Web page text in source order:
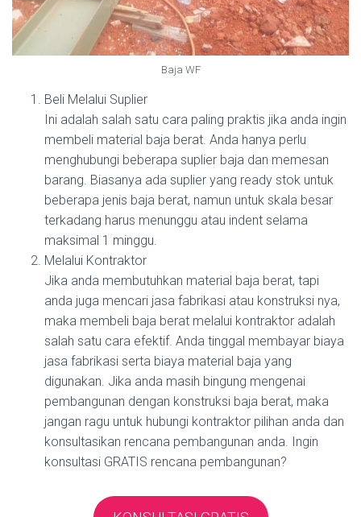
Baja WF
Beli Melalui Suplier
Ini adalah salah satu cara paling praktis jika anda ingin
membeli material baja berat. Anda hanya perlu
menghubungi beberapa suplier baja dan memesan
barang. Biasanya ada suplier yang ready stok untuk
beberapa jenis baja berat, namun untuk skala besar
terkadang harus menunggu atau indent selama
maksimal 1 minggu.
Melalui Kontraktor
Jika anda membutuhkan material baja berat, tapi
anda juga mencari jasa fabrikasi atau konstruksi nya,
maka membeli baja berat melalui kontraktor adalah
salah satu cara efektif. Anda tinggal membayar biaya
jasa fabrikasi serta biaya material baja yang
digunakan. Jika anda masih bingung mengenai
pembangunan dengan konstruksi baja berat, maka
jangan ragu untuk hubungi kontraktor pilihan anda dan
konsultasikan rencana pembangunan anda. Ingin
konsultasi GRATIS rencana pembangunan?